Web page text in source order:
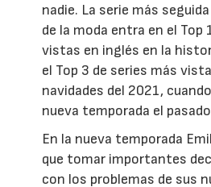
nadie. La serie más
de la moda entra en el Top
vistas en inglés en la
el Top 3 de series más
navidades del 2021,
nueva temporada el
En la nueva temporada
que tomar importantes
con los problemas de sus